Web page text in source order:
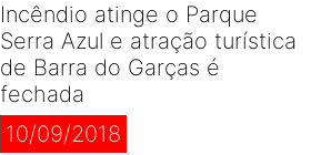
Incêndio atinge o Parque
Serra Azul e atração turística
de Barra do Garças é
fechada
10/09/2018